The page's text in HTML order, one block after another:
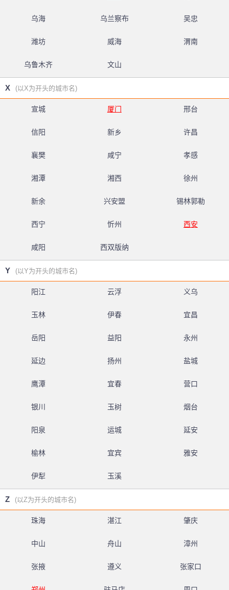
乌海 乌兰察布 吴忠
潍坊 威海 渭南
乌鲁木齐 文山
X (以X为开头的城市名)
宣城 厦门 邢台
信阳 新乡 许昌
襄樊 咸宁 孝感
湘潭 湘西 徐州
新余 兴安盟 锡林郭勒
西宁 忻州 西安
咸阳 西双版纳
Y (以Y为开头的城市名)
阳江 云浮 义乌
玉林 伊春 宜昌
岳阳 益阳 永州
延边 扬州 盐城
鹰潭 宜春 营口
银川 玉树 烟台
阳泉 运城 延安
榆林 宜宾 雅安
伊犁 玉溪
Z (以Z为开头的城市名)
珠海 湛江 肇庆
中山 舟山 漳州
张掖 遵义 张家口